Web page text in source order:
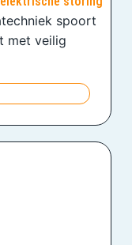
spoort
met veilig